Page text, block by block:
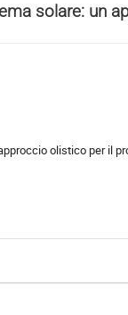
solare: un
olistico per il